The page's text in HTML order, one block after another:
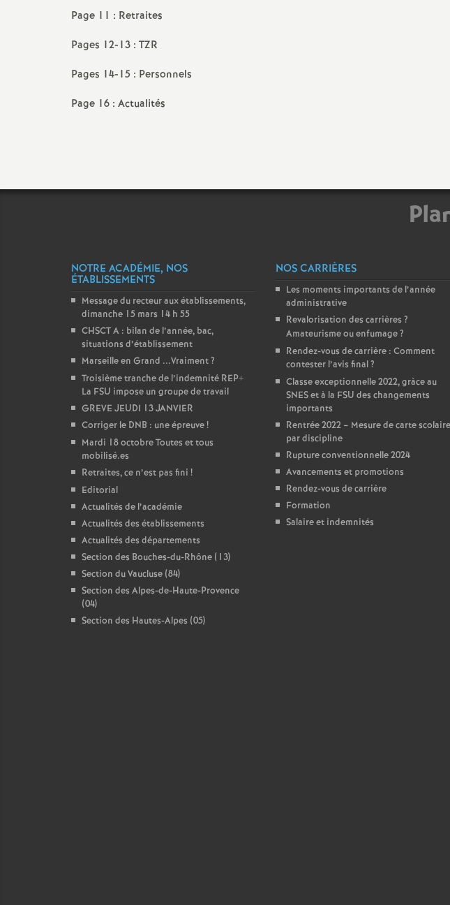
e
n
e
m
e
n
t
Page 11 : Retraites
Pages 12-13 : TZR
Pages 14-15 : Personnels
Page 16 : Actualités
NOTRE ACADÉMIE, NOS
ÉTABLISSEMENTS
Message du recteur aux établissements,
dimanche 15 mars 14 h 55
CHSCT A : bilan de l’année, bac,
situations d’établissement
Marseille en Grand ...Vraiment?
Troisième tranche de l’indemnité REP+
La FSU impose un groupe de travail
GREVE JEUDI 13 JANVIER
Corriger le DNB : une épreuve!
Mardi 18 octobre Toutes et tous
mobilisé.es
Retraites, ce n’est pas fini !
Editorial
Actualités de l’académie
Actualités des établissements
Actualités des départements
Section des Bouches-du-Rhône (13)
Section du Vaucluse (84)
Section des Alpes-de-Haute-Provence
(04)
Section des Hautes-Alpes (05)
NOS CARRIÈRES
Les moments importants de l’année
administrative
Revalorisation des carrières ?
Amateurisme ou enfumage?
Rendez-vous de carrière : Comment
contester l’avis final?
Classe exceptionnelle 2022, gràce au
SNES et à la FSU des changements
importants
Rentrée 2022 – Mesure de carte scolaire
par discipline
Rupture conventionnelle 2024
Avancements et promotions
Rendez-vous de carrière
Formation
Salaire et indemnités